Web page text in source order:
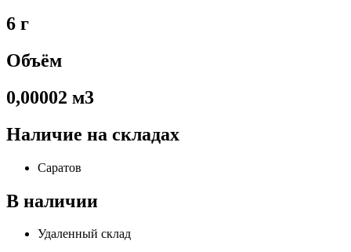
6 г
Объём
0,00002 м3
Наличие на складах
Саратов
В наличии
Удаленный склад